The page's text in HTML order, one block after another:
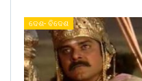
ଦେଶ- ବିଦେଶ